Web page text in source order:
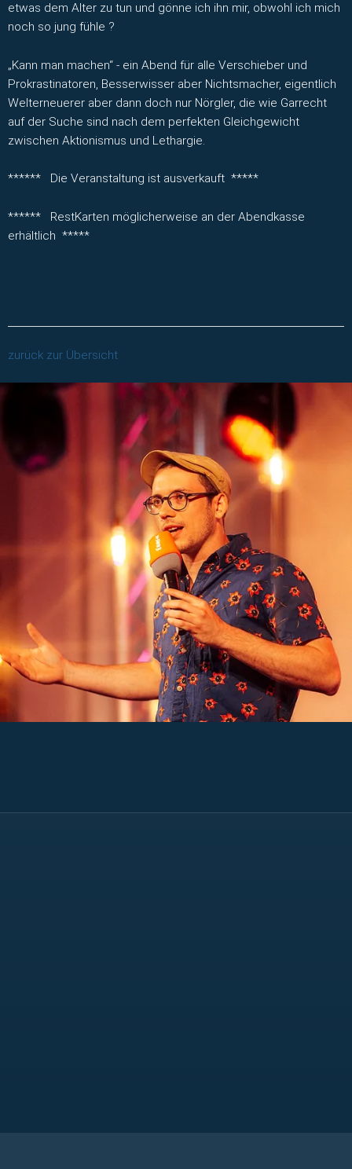
etwas dem Alter zu tun und gönne ich ihn mir, obwohl ich mich
noch so jung fühle ?
„Kann man machen“ - ein Abend für alle Verschieber und
Prokrastinatoren, Besserwisser aber Nichtsmacher, eigentlich
Welterneuerer aber dann doch nur Nörgler, die wie Garrecht
auf der Suche sind nach dem perfekten Gleichgewicht
zwischen Aktionismus und Lethargie.
****** Die Veranstaltung ist ausverkauft *****
****** RestKarten möglicherweise an der Abendkasse
erhältlich *****
zurück zur Übersicht